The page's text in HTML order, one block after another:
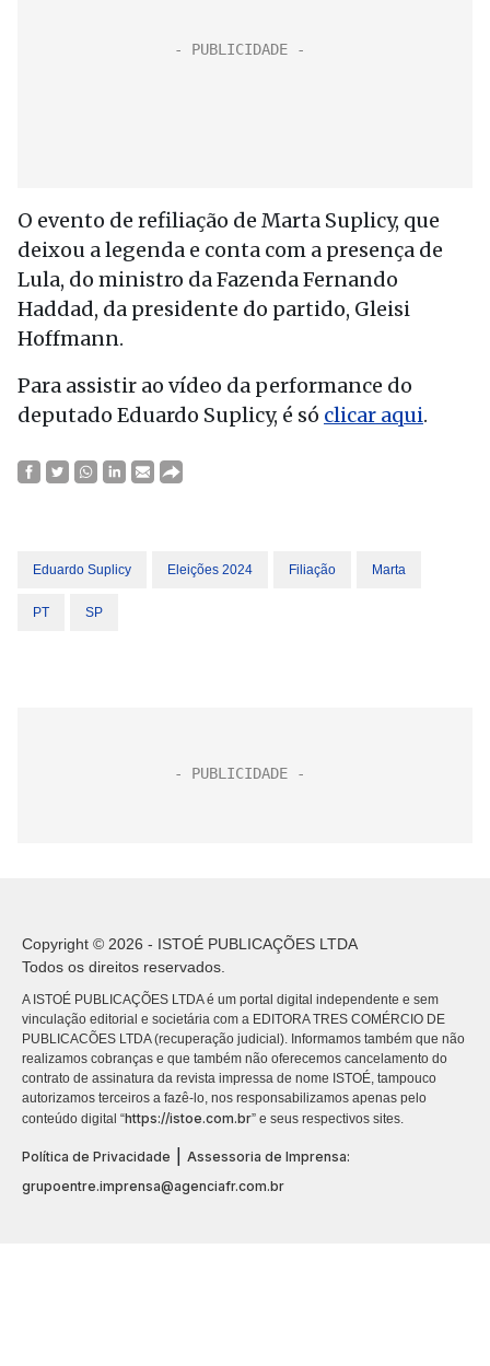
O evento de refiliação de Marta Suplicy, que
deixou a legenda e conta com a presença de
Lula, do ministro da Fazenda Fernando
Haddad, da presidente do partido, Gleisi
Hoffmann.
Para assistir ao vídeo da performance do
deputado Eduardo Suplicy, é só clicar aqui.
Eduardo Suplicy Eleições 2024 Filiação Marta
PT SP
Copyright © 2026 - ISTOÉ PUBLICAÇÕES LTDA
Todos os direitos reservados.
A ISTOÉ PUBLICAÇÕES LTDA é um portal digital independente e sem
vinculação editorial e societária com a EDITORA TRES COMÉRCIO DE
PUBLICACÕES LTDA (recuperação judicial). Informamos também que não
realizamos cobranças e que também não oferecemos cancelamento do
contrato de assinatura da revista impressa de nome ISTOÉ, tampouco
autorizamos terceiros a fazê-lo, nos responsabilizamos apenas pelo
conteúdo digital “https://istoe.com.br” e seus respectivos sites.
Política de Privacidade
Assessoria de Imprensa:
grupoentre.imprensa@agenciafr.com.br